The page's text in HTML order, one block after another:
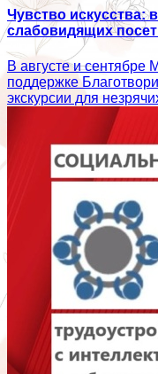
Чувство искусства:
слабовидящих
В августе и сентябре
поддержке
экскурсии для